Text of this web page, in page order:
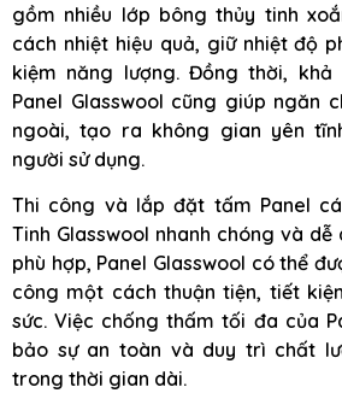
gồm nhiều lớp bông thủy tinh
cách nhiệt hiệu quả, giữ nhiệt độ
kiệm năng lượng. Đồng thời,
Panel Glasswool cũng giúp ngăn
ngoài, tạo ra không gian yên
người sử dụng.
Thi công và lắp đặt tấm Panel
Tinh Glasswool nhanh chóng và
phù hợp, Panel Glasswool có thể
công một cách thuận tiện, tiết
sức. Việc chống thấm tối đa của
bảo sự an toàn và duy trì chất
trong thời gian dài.